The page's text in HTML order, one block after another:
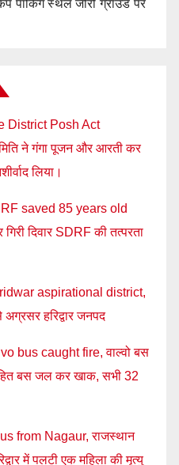
पार्किंग स्थल जीरो ग्राउंड पर
District Posh Act
ने गंगा पूजन और आरती कर
लिया।
saved 85 years old
दिवार SDRF की तत्परता
aspirational district,
हरिद्वार जनपद
bus caught fire, वाल्वो बस
बस जल कर खाक, सभी 32
from Nagaur, राजस्थान
में पलटी एक महिला की मृत्यु